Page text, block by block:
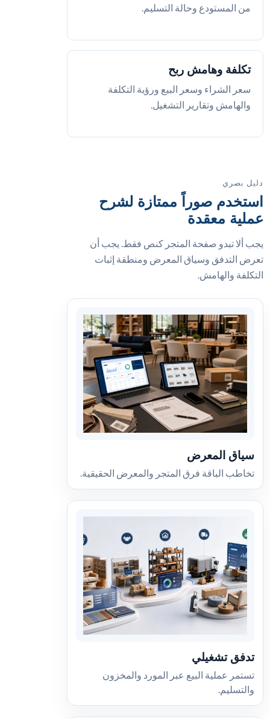
من المستودع وحالة التسليم.
تكلفة وهامش ربح
سعر الشراء وسعر البيع ورؤية التكلفة
والهامش وتقارير التشغيل.
دليل بصري
استخدم صوراً ممتازة لشرح
عملية معقدة
يجب ألا تبدو صفحة المتجر كنص فقط. يجب أن
تعرض التدفق وسياق المعرض ومنطقة إثبات
التكلفة والهامش.
سياق المعرض
تخاطب الباقة فرق المتجر والمعرض الحقيقية.
تدفق تشغيلي
تستمر عملية البيع عبر المورد والمخزون
والتسليم.